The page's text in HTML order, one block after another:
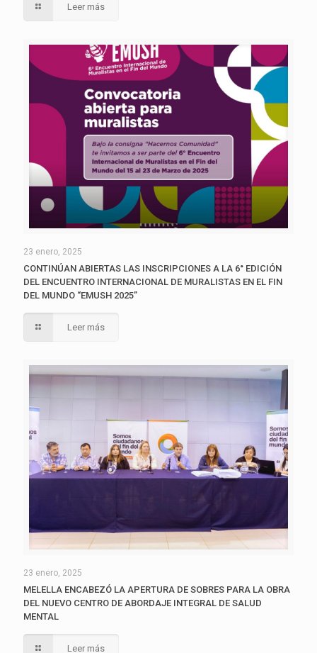
Leer más
23 enero, 2025
CONTINÚAN ABIERTAS LAS INSCRIPCIONES A LA 6° EDICIÓN
DEL ENCUENTRO INTERNACIONAL DE MURALISTAS EN EL FIN
DEL MUNDO “EMUSH 2025”
Leer más
23 enero, 2025
MELELLA ENCABEZÓ LA APERTURA DE SOBRES PARA LA OBRA
DEL NUEVO CENTRO DE ABORDAJE INTEGRAL DE SALUD
MENTAL
Leer más